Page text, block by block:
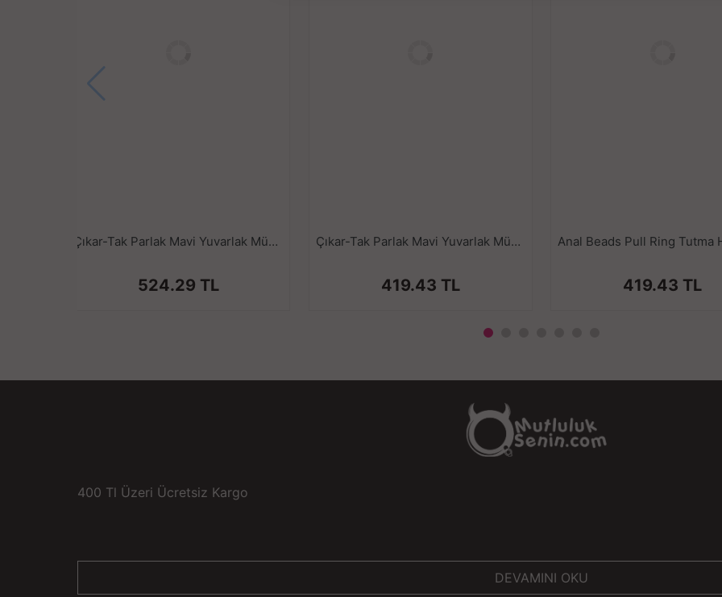
Temizlik:
Kullanım sonrası, ılık su
Ürünü kuru ve serin
Çıkar-Tak Parlak Mavi Yuvarlak Mücevher Taşlı Kırmızı Pürüzsüz Silikon Anal Butt Plug - Orta Boy
524.29 TL
Çıkar-Tak Parlak Mavi Yuvarlak Mücevher Taşlı Kırmızı Pürüzsüz Silikon Anal Butt Plug - Küçük Boy
419.43 TL 419.43 TL
400 Tl Üzeri Ücretsiz Kargo
DEVAMINI OKU